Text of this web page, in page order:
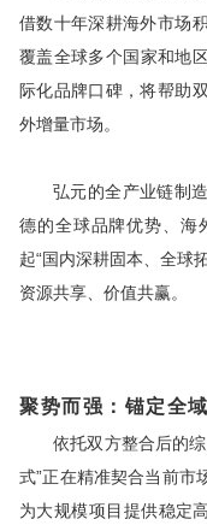
借数十年深耕海外市场
覆盖全球多个国家和地
际化品牌口碑，将帮助
外增量市场。
弘元的全产业链制
德的全球品牌优势、海
起“国内深耕固本、全球
资源共享、价值共赢。
聚势而强： 锚定全
依托双方整合后的
式”正在精准契合当前市
为大规模项目提供稳定